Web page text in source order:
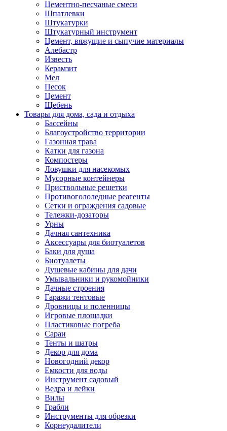
Цементно-песчаные смеси
Шпатлевки
Штукатурки
Штукатурный инструмент
Цемент, вяжущие и сыпучие материалы
Алебастр
Известь
Керамзит
Мел
Песок
Цемент
Щебень
Товары для дома, сада и отдыха
Бассейны
Благоустройство территории
Газонная трава
Катки для газона
Компостеры
Ловушки для насекомых
Мусорные контейнеры
Приствольные решетки
Противогололедные реагенты
Сетки и ограждения садовые
Тележки-дозаторы
Урны
Дачная сантехника
Аксессуары для биотуалетов
Баки для душа
Биотуалеты
Душевые кабины для дачи
Умывальники и рукомойники
Дачные строения
Гаражи тентовые
Дровницы и поленницы
Игровые площадки
Пластиковые погреба
Сараи
Тенты и шатры
Декор для дома
Новогодний декор
Емкости для воды
Инструмент садовый
Ведра и лейки
Вилы
Грабли
Инструменты для обрезки
Корнеудалители